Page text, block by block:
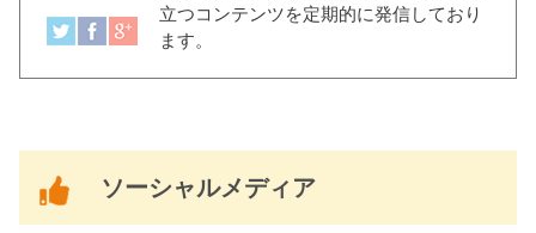
立つコンテンツを定期的に発信しており
ます。
ソーシャルメディア